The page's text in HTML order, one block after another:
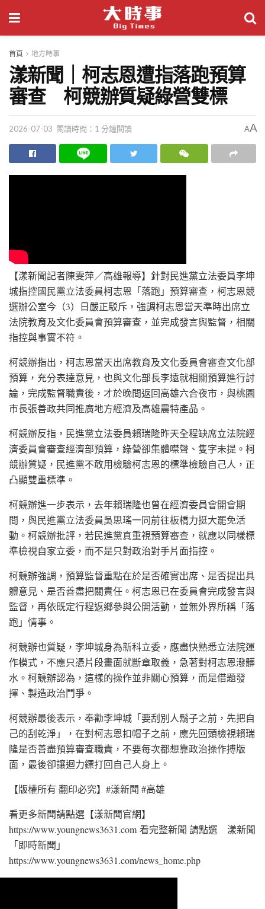
首頁 地方時事
漾新聞｜柯志恩遭指落跑預算
審查 柯競辦質疑綠營雙標
2026-07-03 閱讀時間：1 分鐘閱讀 AA
【漾新聞記者陳雯萍／高雄報導】針對民進黨立法委員李坤
城指控國民黨立法委員柯志恩「落跑」預算審查，柯志恩競
選辦公室今（3）日嚴正駁斥，強調柯志恩當天準時出席立
法院教育及文化委員會預算審查，並完成發言與監督，相關
指控與事實不符。
柯競辦指出，柯志恩當天出席教育及文化委員會審查文化部
預算，充分表達意見，也與文化部長李遠就相關預算進行討
論，完成監督職責後，才於晚間返回高雄六合夜市，與桃園
市長張善政共同推廣地方經濟及高雄農特產品。
柯競辦反指，民進黨立法委員賴瑞隆昨天全程缺席立法院經
濟委員會審查經濟部預算，綠營卻集體噤聲、隻字未提。柯
競辦質疑，民進黨不敢用檢驗柯志恩的標準檢驗自己人，正
凸顯雙重標準。
柯競辦進一步表示，去年賴瑞隆也曾在經濟委員會開會期
間，與民進黨立法委員吳思瑤一同前往板橋力挺大罷免活
動。柯競辦批評，若民進黨真重視預算審查，就應以同樣標
準檢視自家立委，而不是只對政治對手片面指控。
柯競辦強調，預算監督重點在於是否確實出席、是否提出具
體意見、是否善盡把關責任。柯志恩已在委員會完成發言與
監督，再依既定行程返鄉參與公開活動，並無外界所稱「落
跑」情事。
柯競辦也質疑，李坤城身為新科立委，應盡快熟悉立法院運
作模式，不應只憑片段畫面就斷章取義，急著對柯志恩潑髒
水。柯競辦認為，這樣的操作並非關心預算，而是借題發
揮、製造政治鬥爭。
柯競辦最後表示，奉勸李坤城「要刮別人鬍子之前，先把自
己的刮乾淨」，在對柯志恩扣帽子之前，應先回頭檢視賴瑞
隆是否善盡預算審查職責，不要每次都想靠政治操作搏版
面，最後卻讓迴力鏢打回自己人身上。
【版權所有 翻印必究】#漾新聞 #高雄
看更多新聞請點選【漾新聞官網】
https://www.youngnews3631.com⁠ 看完整新聞 請點選 漾新聞
「即時新聞」
https://www.youngnews3631.com/news_home.php⁠